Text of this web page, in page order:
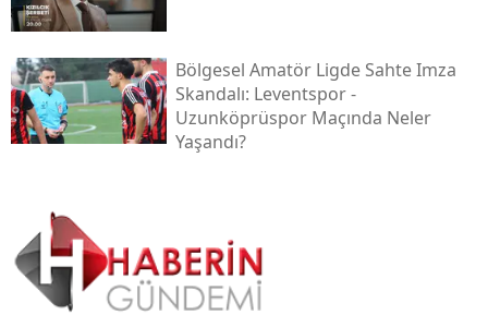
Bölgesel Amatör Ligde Sahte Imza
Skandalı: Leventspor -
Uzunköprüspor Maçında Neler
Yaşandı?